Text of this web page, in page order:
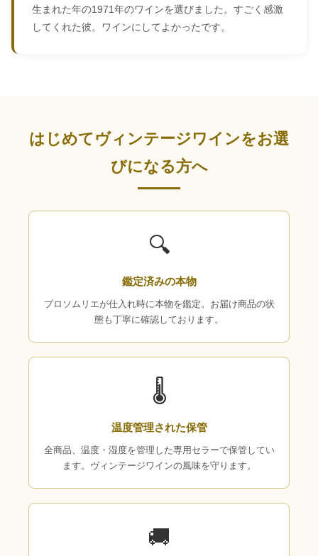
生まれた年の1971年のワインを選びました。すごく感激
してくれた彼。ワインにしてよかったです。
はじめてヴィンテージワインをお選
びになる方へ
🔍
鑑定済みの本物
プロソムリエが仕入れ時に本物を鑑定。お届け商品の状
態も丁寧に確認しております。
🌡
温度管理された保管
全商品、温度・湿度を管理した専用セラーで保管してい
ます。ヴィンテージワインの風味を守ります。
🚚